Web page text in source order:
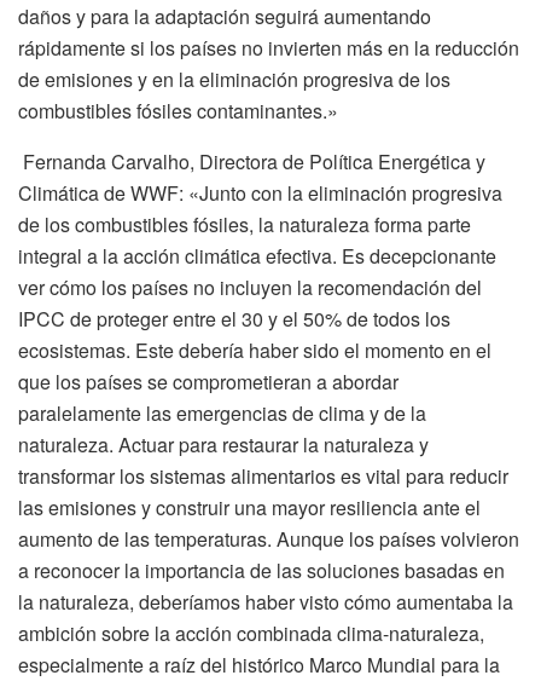
daños y para la adaptación seguirá aumentando
rápidamente si los países no invierten más en la reducción
de emisiones y en la eliminación progresiva de los
combustibles fósiles contaminantes.»
Fernanda Carvalho, Directora de Política Energética y
Climática de WWF: «Junto con la eliminación progresiva
de los combustibles fósiles, la naturaleza forma parte
integral a la acción climática efectiva. Es decepcionante
ver cómo los países no incluyen la recomendación del
IPCC de proteger entre el 30 y el 50% de todos los
ecosistemas. Este debería haber sido el momento en el
que los países se comprometieran a abordar
paralelamente las emergencias de clima y de la
naturaleza. Actuar para restaurar la naturaleza y
transformar los sistemas alimentarios es vital para reducir
las emisiones y construir una mayor resiliencia ante el
aumento de las temperaturas. Aunque los países volvieron
a reconocer la importancia de las soluciones basadas en
la naturaleza, deberíamos haber visto cómo aumentaba la
ambición sobre la acción combinada clima-naturaleza,
especialmente a raíz del histórico Marco Mundial para la